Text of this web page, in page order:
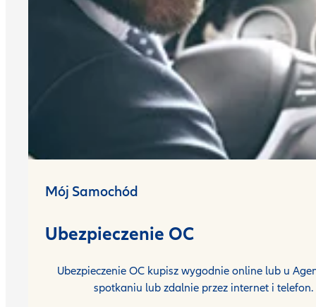
Mój Samochód
Ubezpieczenie OC
Ubezpieczenie OC kupisz wygodnie online lub u
spotkaniu lub zdalnie przez internet i telefon.